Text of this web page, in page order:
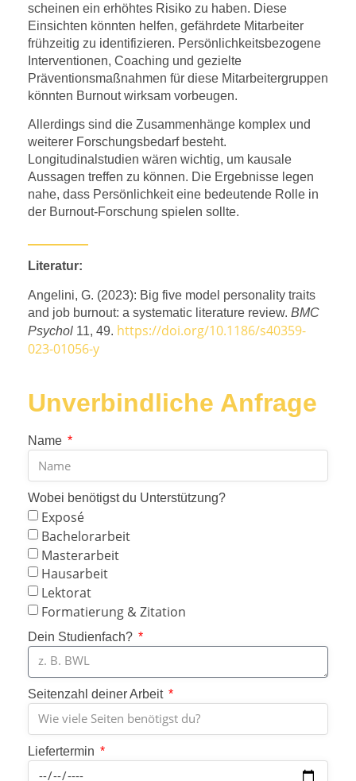
scheinen ein erhöhtes Risiko zu haben. Diese
Einsichten könnten helfen, gefährdete Mitarbeiter
frühzeitig zu identifizieren. Persönlichkeitsbezogene
Interventionen, Coaching und gezielte
Präventionsmaßnahmen für diese Mitarbeitergruppen
könnten Burnout wirksam vorbeugen.
Allerdings sind die Zusammenhänge komplex und
weiterer Forschungsbedarf besteht.
Longitudinalstudien wären wichtig, um kausale
Aussagen treffen zu können. Die Ergebnisse legen
nahe, dass Persönlichkeit eine bedeutende Rolle in
der Burnout-Forschung spielen sollte.
Literatur:
Angelini, G. (2023): Big five model personality traits
and job burnout: a systematic literature review. BMC
Psychol 11, 49. https://doi.org/10.1186/s40359-
023-01056-y
Unverbindliche Anfrage
Name
Wobei benötigst du Unterstützung?
Exposé
Bachelorarbeit
Masterarbeit
Hausarbeit
Lektorat
Formatierung & Zitation
Dein Studienfach?
Seitenzahl deiner Arbeit
Liefertermin